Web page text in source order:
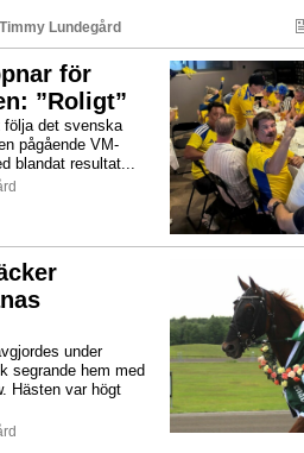
Timmy Lundegård
för
”Roligt”
det svenska
pågående VM-
blandat resultat...
under
segrande hem med
Hästen var högt